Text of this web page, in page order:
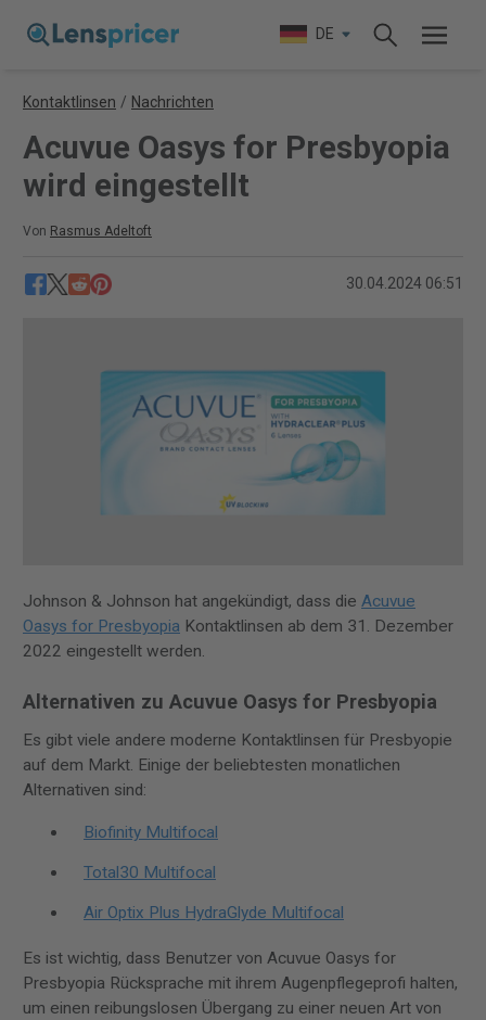
DE
Kontaktlinsen / Nachrichten
Acuvue Oasys for Presbyopia
wird eingestellt
Von Rasmus Adeltoft
30.04.2024 06:51
Johnson & Johnson hat angekündigt, dass die Acuvue
Oasys for Presbyopia Kontaktlinsen ab dem 31. Dezember
2022 eingestellt werden.
Alternativen zu Acuvue Oasys for Presbyopia
Es gibt viele andere moderne Kontaktlinsen für Presbyopie
auf dem Markt. Einige der beliebtesten monatlichen
Alternativen sind:
Biofinity Multifocal
Total30 Multifocal
Air Optix Plus HydraGlyde Multifocal
Es ist wichtig, dass Benutzer von Acuvue Oasys for
Presbyopia Rücksprache mit ihrem Augenpflegeprofi halten,
um einen reibungslosen Übergang zu einer neuen Art von